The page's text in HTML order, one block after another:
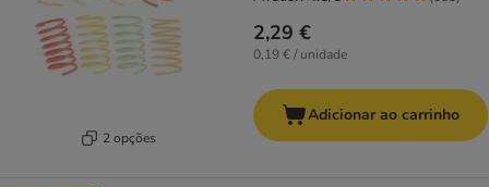
2 opções
2,29 €
0,19 € / unidade
Adicionar ao carrinho